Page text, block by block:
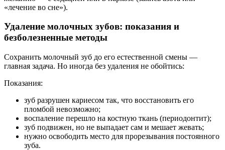
«лечение во сне»).
Удаление молочных зубов: показания и
безболезненные методы
Сохранить молочный зуб до его естественной смены —
главная задача. Но иногда без удаления не обойтись:
Показания:
зуб разрушен кариесом так, что восстановить его
пломбой невозможно;
воспаление перешло на костную ткань (периодонтит);
зуб подвижен, но не выпадает сам и мешает жевать;
нужно освободить место для прорезывания постоянного
зуба.